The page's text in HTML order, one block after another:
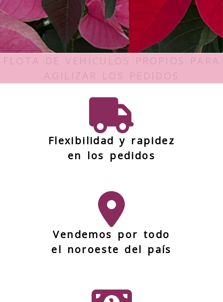
FLOTA DE VEHÍCULOS PROPIOS PARA
AGILIZAR LOS PEDIDOS
de
Flexibilidad y rapidez
en los pedidos
Vendemos por todo
el noroeste del país